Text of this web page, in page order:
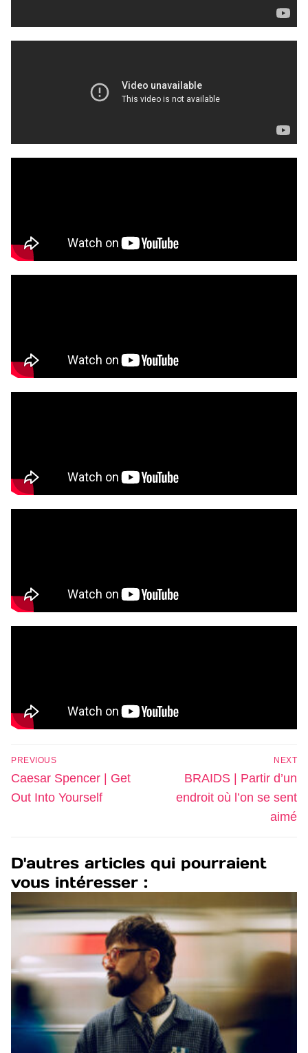
PREVIOUS
Caesar Spencer | Get
Out Into Yourself
NEXT
BRAIDS | Partir d’un
endroit où l’on se sent
aimé
D'autres articles qui pourraient
vous intéresser :